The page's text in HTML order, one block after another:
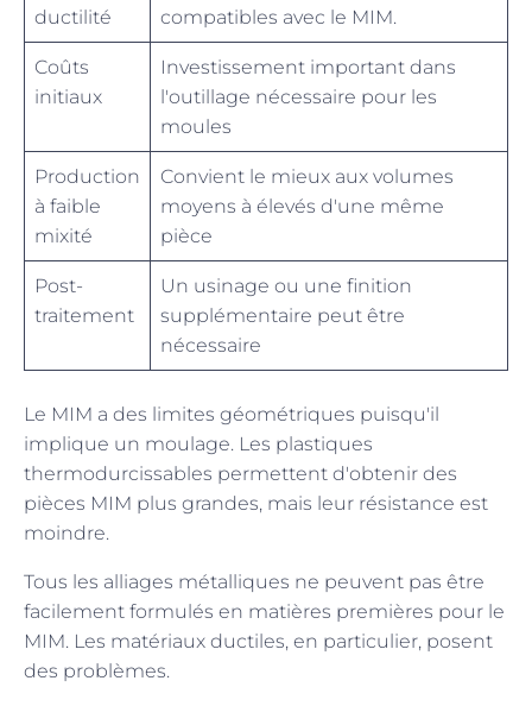
ductilité
compatibles avec le MIM.
Coûts
initiaux
Investissement important dans
l'outillage nécessaire pour les
moules
Production
à faible
mixité
Convient le mieux aux volumes
moyens à élevés d'une même
pièce
Post-
traitement
Un usinage ou une finition
supplémentaire peut être
nécessaire
Le MIM a des limites géométriques puisqu'il
implique un moulage. Les plastiques
thermodurcissables permettent d'obtenir des
pièces MIM plus grandes, mais leur résistance est
moindre.
Tous les alliages métalliques ne peuvent pas être
facilement formulés en matières premières pour le
MIM. Les matériaux ductiles, en particulier, posent
des problèmes.